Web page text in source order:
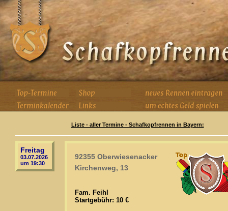
Liste - aller Termine - Schafkopfrennen in Bayern:
Freitag
03.07.2026
um 19:30
92355 Oberwiesenacker
Kirchenweg, 13
Fam. Feihl
Startgebühr: 10 €